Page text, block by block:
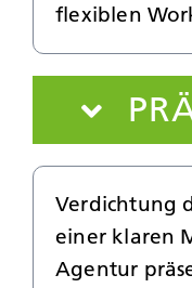
flexiblen
Verdichtung
einer klaren
Agentur